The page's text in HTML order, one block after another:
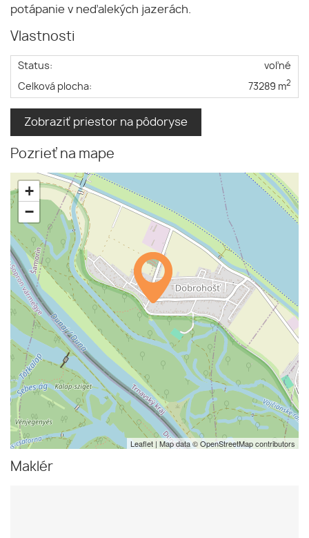
potápanie v neďalekých jazerách.
Vlastnosti
Status:
voľné
Celková plocha:
73289 m2
Zobraziť priestor na pôdoryse
Pozrieť na mape
+
−
Leaflet | Map data ©OpenStreetMapcontributors
Maklér